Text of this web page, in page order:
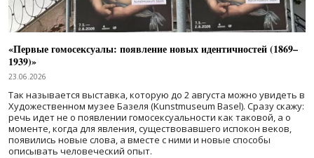
«Первые гомосексуалы: появление новых идентичностей (1869–
1939)»
23.06.2026
Так называется выставка, которую до 2 августа можно увидеть в
Художественном музее Базеля (Kunstmuseum Basel). Сразу скажу:
речь идет не о появлении гомосексуальности как таковой, а о
моменте, когда для явления, существовавшего испокон веков,
появились новые слова, а вместе с ними и новые способы
описывать человеческий опыт.